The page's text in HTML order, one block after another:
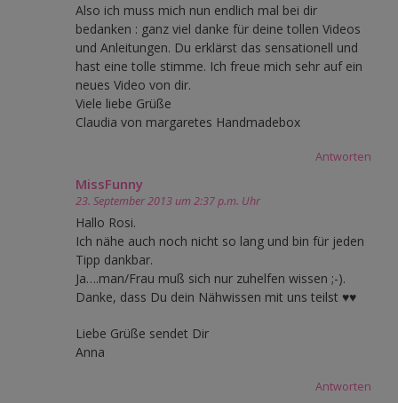
Also ich muss mich nun endlich mal bei dir
bedanken : ganz viel danke für deine tollen Videos
und Anleitungen. Du erklärst das sensationell und
hast eine tolle stimme. Ich freue mich sehr auf ein
neues Video von dir.
Viele liebe Grüße
Claudia von margaretes Handmadebox
Antworten
MissFunny
23. September 2013 um 2:37 p.m. Uhr
Hallo Rosi.
Ich nähe auch noch nicht so lang und bin für jeden
Tipp dankbar.
Ja….man/Frau muß sich nur zuhelfen wissen ;-).
Danke, dass Du dein Nähwissen mit uns teilst ♥♥
Liebe Grüße sendet Dir
Anna
Antworten